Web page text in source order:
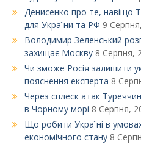
Денисенко про те, навіщо
для України та РФ 9
Володимир Зеленський
захищає Москву 8 Серпня,
Чи зможе Росія залишити
пояснення експерта 8
Через сплеск атак
в Чорному морі 8 Серпня,
Що робити Україні в
економічного стану 8